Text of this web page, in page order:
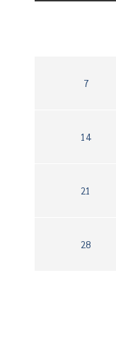
7
14
21
28